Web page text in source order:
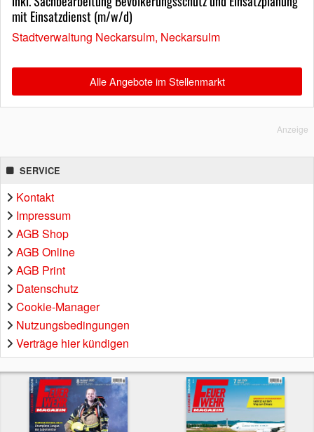
mit Einsatzdienst (m/w/d)
Stadtverwaltung Neckarsulm, Neckarsulm
Alle Angebote im Stellenmarkt
Anzeige
SERVICE
Kontakt
Impressum
AGB Shop
AGB Online
AGB Print
Datenschutz
Cookie-Manager
Nutzungsbedingungen
Verträge hier kündigen